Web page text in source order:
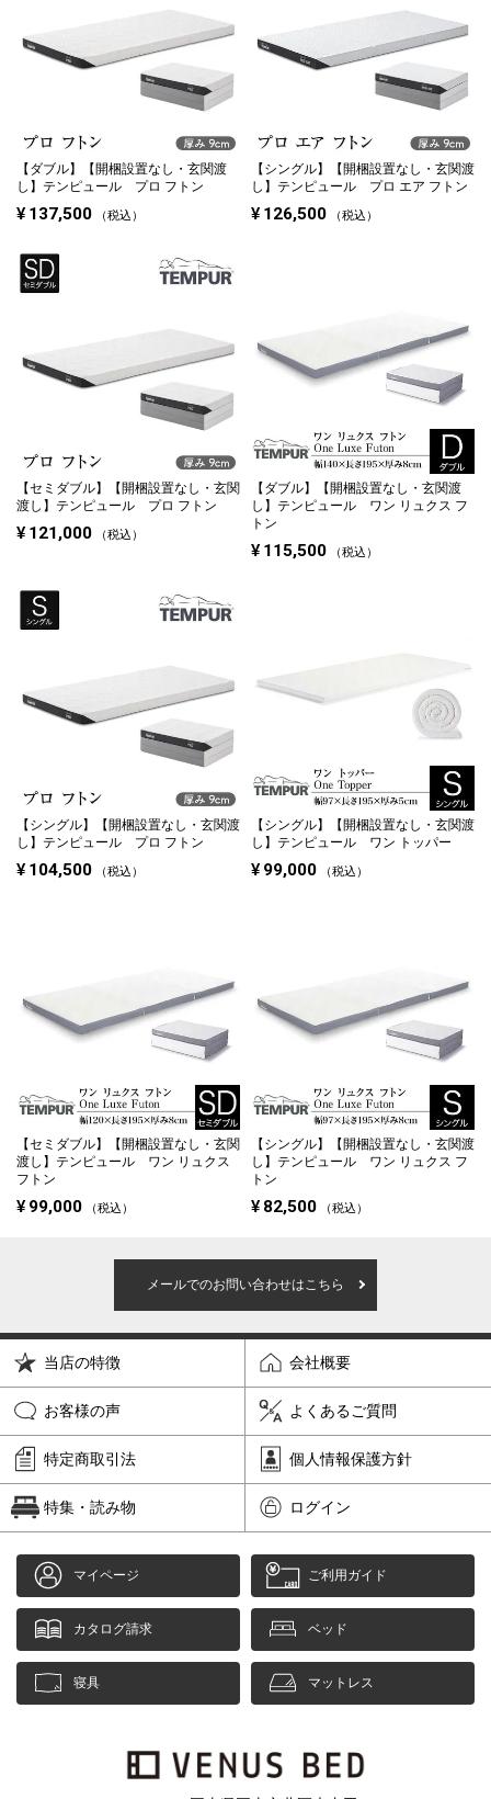
【ダブル】
【開梱設置なし・玄関渡
し】テンピュール プロ フトン
¥ 137,500 税込
【シングル】
【開梱設置なし・玄関渡
し】テンピュール プロ エア フトン
¥ 126,500 税込
【セミダブル】
【開梱設置なし・玄関
渡し】テンピュール プロ フトン
¥ 121,000 税込
【ダブル】
【開梱設置なし・玄関渡
し】テンピュール ワン リュクス フ
トン
¥ 115,500 税込
【シングル】
【開梱設置なし・玄関渡
し】テンピュール プロ フトン
¥ 104,500 税込
【シングル】
【開梱設置なし・玄関渡
し】テンピュール ワン トッパー
¥ 99,000 税込
【セミダブル】
【開梱設置なし・玄関
渡し】テンピュール ワン リュクス
フトン
¥ 99,000 税込
【シングル】
【開梱設置なし・玄関渡
し】テンピュール ワン リュクス フ
トン
¥ 82,500 税込
メールでのお問い合わせはこちら
当店の特徴 会社概要
お客様の声 よくあるご質問
特定商取引法 個人情報保護方針
特集・読み物 ログイン
マイページ ご利用ガイド
カタログ請求 ベッド
寝具 マットレス